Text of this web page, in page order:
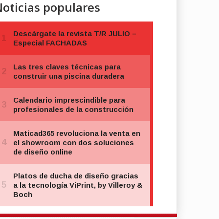
populares